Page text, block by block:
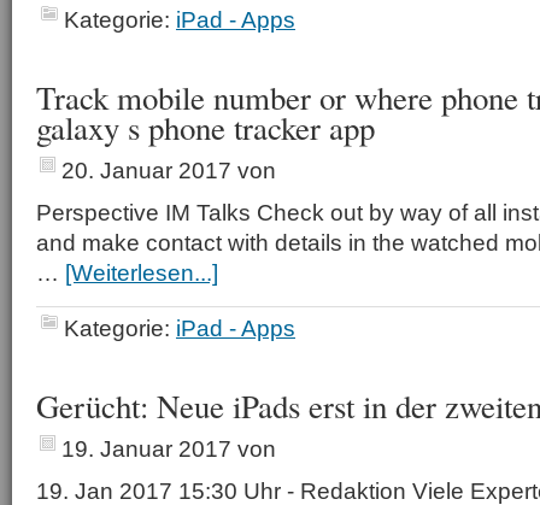
Kategorie: iPad - Apps
Track mobile number or where phone
galaxy s phone tracker app
20. Januar 2017 von
Perspective IM Talks Check out by way of all
and make contact with details in the watched
… [Weiterlesen...]
Kategorie: iPad - Apps
Gerücht: Neue iPads erst in der
19. Januar 2017 von
19. Jan 2017 15:30 Uhr - Redaktion Viele